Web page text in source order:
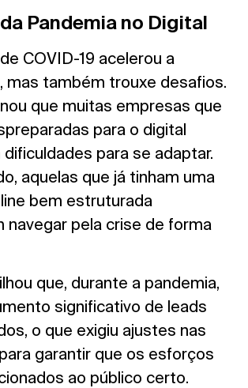
Pandemia no Digital
COVID-19 acelerou a
mas também trouxe desafios.
que muitas empresas que
para o digital
para se adaptar.
aquelas que já tinham uma
bem estruturada
navegar pela crise de forma
que, durante a pandemia,
significativo de leads
o que exigiu ajustes nas
garantir que os esforços
ao público certo.